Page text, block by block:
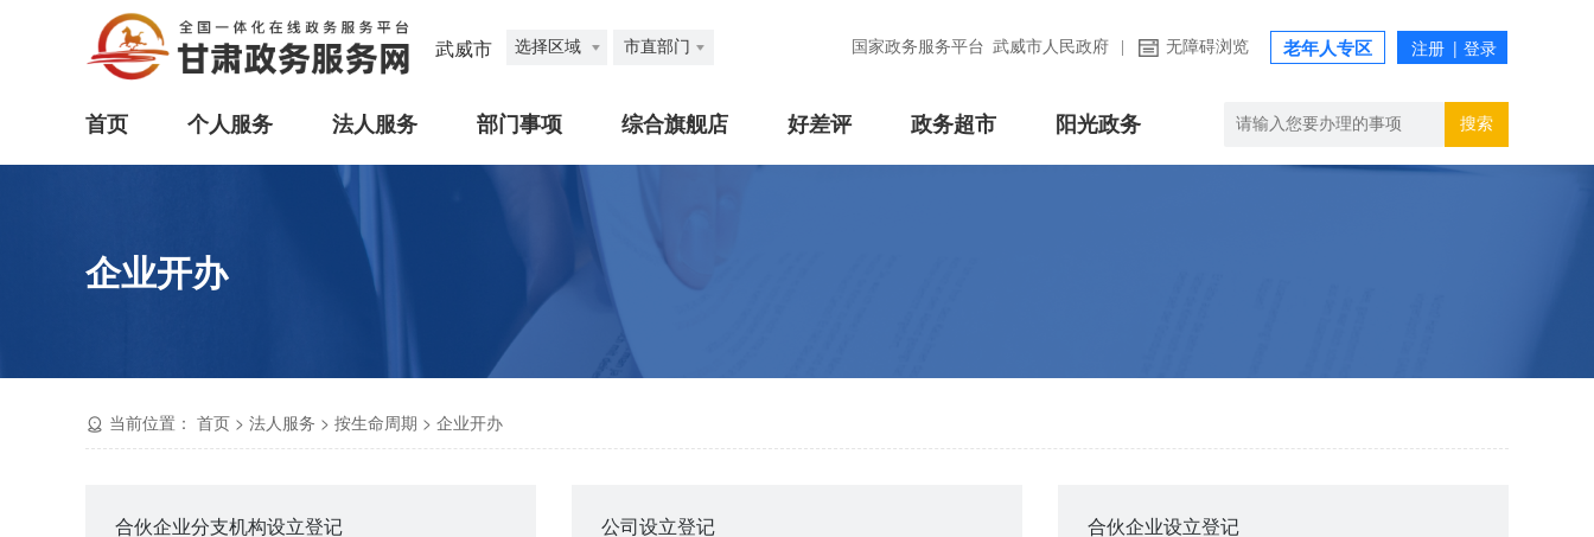
武威市 选择区域 市直部门 国家政务服务平台 武威市人民政府 无障碍浏览 老年人专区
首页 个人服务 法人服务 部门事项 综合旗舰店 好差评 政务超市 阳光政务 搜索
企业开办
当前位置： 首页 > 法人服务 > 按生命周期 > 企业开办
合伙企业分支机构设立登记 公司设立登记 合伙企业设立登记